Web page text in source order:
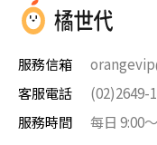
服務信箱
客服電話
(02)2649-
服務時間
每日 9:00